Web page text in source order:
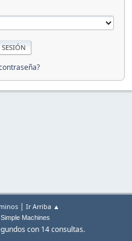
| Ir Arriba ▲
Simple Machines
con 14 consultas.